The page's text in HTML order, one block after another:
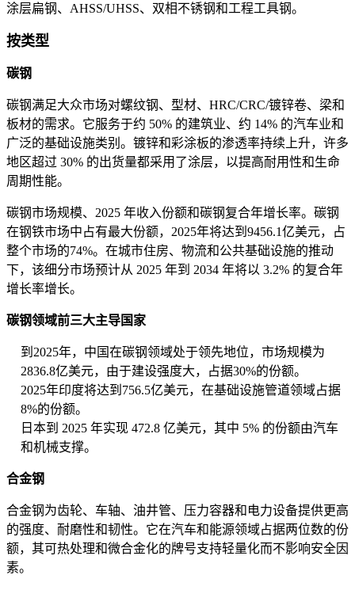
涂层扁钢、AHSS/UHSS、双相不锈钢和工程工具钢。
按类型
碳钢
碳钢满足大众市场对螺纹钢、型材、HRC/CRC/镀锌卷、梁和
板材的需求。它服务于约 50% 的建筑业、约 14% 的汽车业和
广泛的基础设施类别。镀锌和彩涂板的渗透率持续上升，许多
地区超过 30% 的出货量都采用了涂层，以提高耐用性和生命
周期性能。
碳钢市场规模、2025 年收入份额和碳钢复合年增长率。碳钢
在钢铁市场中占有最大份额，2025年将达到9456.1亿美元，占
整个市场的74%。在城市住房、物流和公共基础设施的推动
下，该细分市场预计从 2025 年到 2034 年将以 3.2% 的复合年
增长率增长。
碳钢领域前三大主导国家
到2025年，中国在碳钢领域处于领先地位，市场规模为
2836.8亿美元，由于建设强度大，占据30%的份额。
2025年印度将达到756.5亿美元，在基础设施管道领域占据
8%的份额。
日本到 2025 年实现 472.8 亿美元，其中 5% 的份额由汽车
和机械支撑。
合金钢
合金钢为齿轮、车轴、油井管、压力容器和电力设备提供更高
的强度、耐磨性和韧性。它在汽车和能源领域占据两位数的份
额，其可热处理和微合金化的牌号支持轻量化而不影响安全因
素。